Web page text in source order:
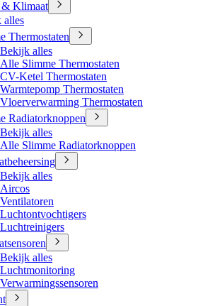
Klimaat
alles
Thermostaten
Bekijk alles
Alle Slimme Thermostaten
CV-Ketel Thermostaten
Warmtepomp Thermostaten
Vloerverwarming Thermostaten
Radiatorknoppen
Bekijk alles
Alle Slimme Radiatorknoppen
Bekijk alles
Aircos
Ventilatoren
Luchtontvochtigers
Luchtreinigers
Bekijk alles
Luchtmonitoring
Verwarmingssensoren